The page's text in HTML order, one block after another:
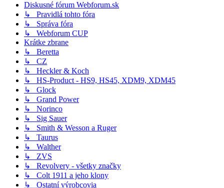
Diskusné fórum Webforum.sk
↳ Pravidlá tohto fóra
↳ Správa fóra
↳ Webforum CUP
Krátke zbrane
↳ Beretta
↳ CZ
↳ Heckler & Koch
↳ HS-Product - HS9, HS45, XDM9, XDM45
↳ Glock
↳ Grand Power
↳ Norinco
↳ Sig Sauer
↳ Smith & Wesson a Ruger
↳ Taurus
↳ Walther
↳ ZVS
↳ Revolvery - všetky značky
↳ Colt 1911 a jeho klony
↳ Ostatní výrobcovia